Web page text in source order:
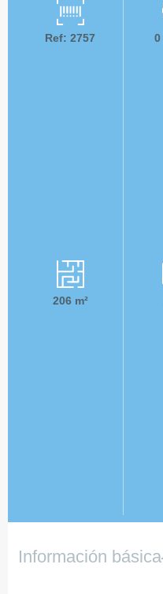
Ref: 2757 0
206 m²
Información básica